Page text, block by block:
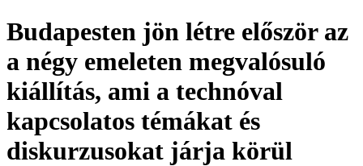
Budapesten jön létre először az
a négy emeleten megvalósuló
kiállítás, ami a technóval
kapcsolatos témákat és
diskurzusokat járja körül